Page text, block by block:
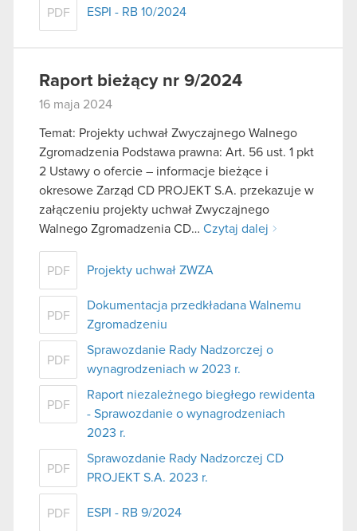
PDF ESPI - RB 10/2024
Raport bieżący nr 9/2024
16 maja 2024
Temat: Projekty uchwał Zwyczajnego Walnego
Zgromadzenia Podstawa prawna: Art. 56 ust. 1 pkt
2 Ustawy o ofercie – informacje bieżące i
okresowe Zarząd CD PROJEKT S.A. przekazuje w
załączeniu projekty uchwał Zwyczajnego
Walnego Zgromadzenia CD… Czytaj dalej
PDF Projekty uchwał ZWZA
PDF
Dokumentacja przedkładana Walnemu
Zgromadzeniu
PDF
Sprawozdanie Rady Nadzorczej o
wynagrodzeniach w 2023 r.
PDF
Raport niezależnego biegłego rewidenta
- Sprawozdanie o wynagrodzeniach
2023 r.
PDF
Sprawozdanie Rady Nadzorczej CD
PROJEKT S.A. 2023 r.
PDF ESPI - RB 9/2024